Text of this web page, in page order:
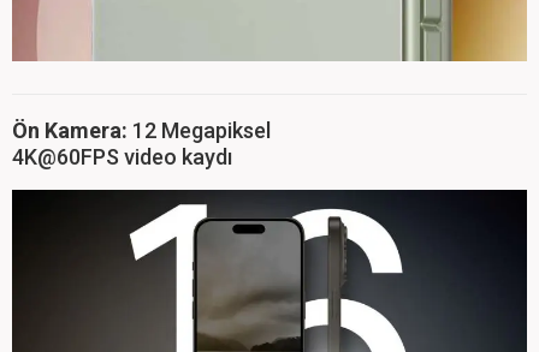
Ön Kamera: 12 Megapiksel
4K@60FPS video kaydı